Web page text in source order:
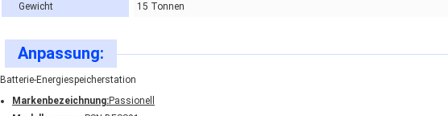
Gewicht 15 Tonnen
Anpassung:
Batterie-Energiespeicherstation
Markenbezeichnung:Passionell